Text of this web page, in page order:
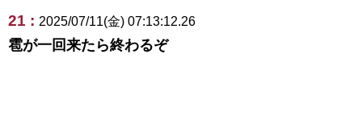
21 : 2025/07/11(金) 07:13:12.26
雹が一回来たら終わるぞ